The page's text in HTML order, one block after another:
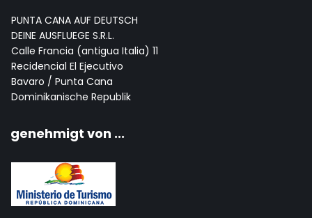
PUNTA CANA AUF DEUTSCH
DEINE AUSFLUEGE S.R.L.
Calle Francia (antigua Italia) 11
Recidencial El Ejecutivo
Bavaro / Punta Cana
Dominikanische Republik
genehmigt von ...